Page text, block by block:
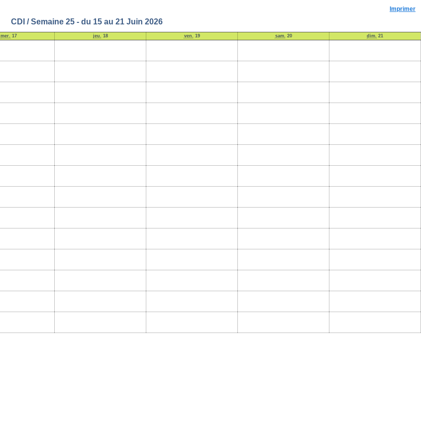
Imprimer
CDI / Semaine 25 - du 15 au 21 Juin 2026
mer. 17 jeu. 18 ven. 19 sam. 20 dim. 21